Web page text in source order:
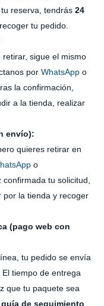
reserva, tendrás 24
tu pedido.
sigue el mismo
por WhatsApp o
la confirmación,
a la tienda, realizar
envío):
quieres retirar en
o
confirmada tu solicitud,
por la tienda y recoger
(pago web con
tu pedido se envía
. El tiempo de entrega
que tu paquete sea
guía de seguimiento